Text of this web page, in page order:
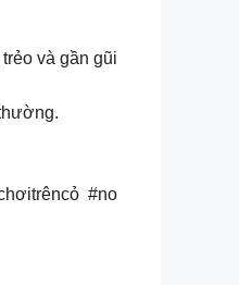
và gần gũi
#no